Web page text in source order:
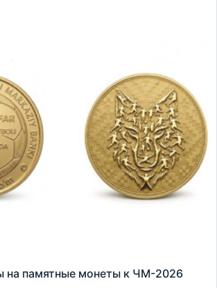
на памятные монеты к ЧМ-2026